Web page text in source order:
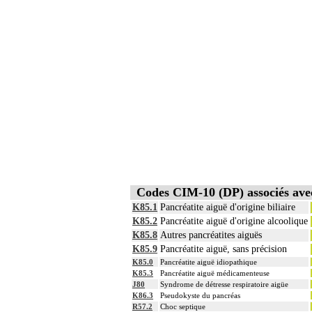
Codes CIM-10 (DP) associés
K85.1 Pancréatite aiguë d'origine biliaire
K85.2 Pancréatite aiguë d'origine alcoolique
K85.8 Autres pancréatites aiguës
K85.9 Pancréatite aiguë, sans précision
K85.0
Pancréatite aiguë idiopathique
K85.3
Pancréatite aiguë médicamenteuse
J80
Syndrome de détresse respiratoire aigüe
K86.3
Pseudokyste du pancréas
R57.2
Choc septique